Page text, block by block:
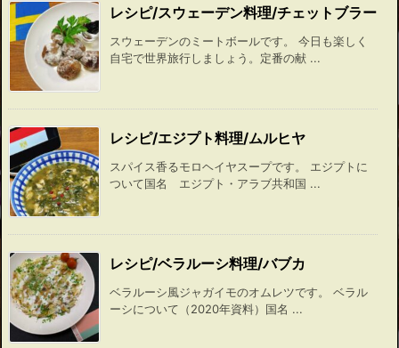
レシピ/スウェーデン料理/チェットブラー
スウェーデンのミートボールです。 今日も楽しく
自宅で世界旅行しましょう。定番の献 ...
レシピ/エジプト料理/ムルヒヤ
スパイス香るモロヘイヤスープです。 エジプトに
ついて国名 エジプト・アラブ共和国 ...
レシピ/ベラルーシ料理/バブカ
ベラルーシ風ジャガイモのオムレツです。 ベラル
ーシについて（2020年資料）国名 ...